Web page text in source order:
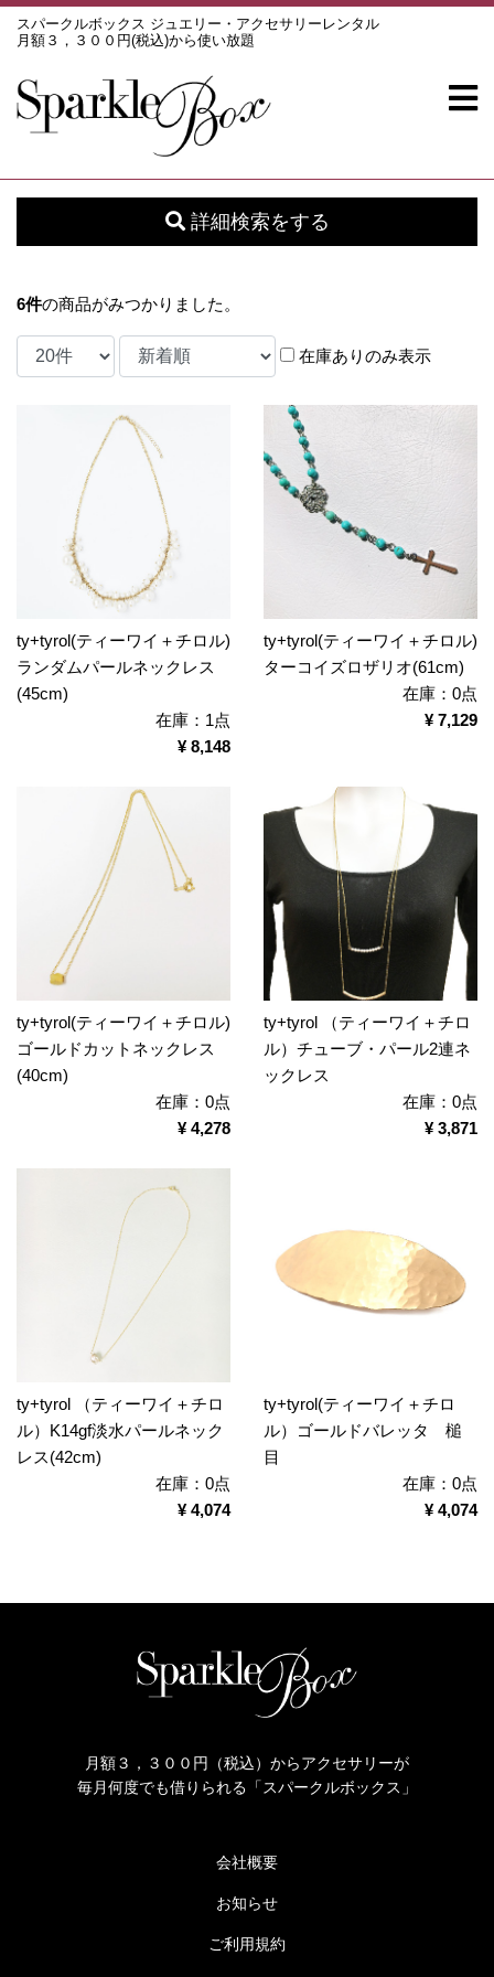
スパークルボックス ジュエリー・アクセサリーレンタル
月額３，３００円(税込)から使い放題
詳細検索をする
6件の商品がみつかりました。
在庫ありのみ表示
ty+tyrol(ティーワイ＋チロル)
ランダムパールネックレス
(45cm)
在庫：1点
¥ 8,148
ty+tyrol(ティーワイ＋チロル)
ターコイズロザリオ(61cm)
在庫：0点
¥ 7,129
ty+tyrol(ティーワイ＋チロル)
ゴールドカットネックレス
(40cm)
在庫：0点
¥ 4,278
ty+tyrol （ティーワイ＋チロ
ル）チューブ・パール2連ネ
ックレス
在庫：0点
¥ 3,871
ty+tyrol （ティーワイ＋チロ
ル）K14gf淡水パールネック
レス(42cm)
在庫：0点
¥ 4,074
ty+tyrol(ティーワイ＋チロ
ル）ゴールドバレッタ 槌
目
在庫：0点
¥ 4,074
月額３，３００円（税込）からアクセサリーが
毎月何度でも借りられる「スパークルボックス」
会社概要
お知らせ
ご利用規約